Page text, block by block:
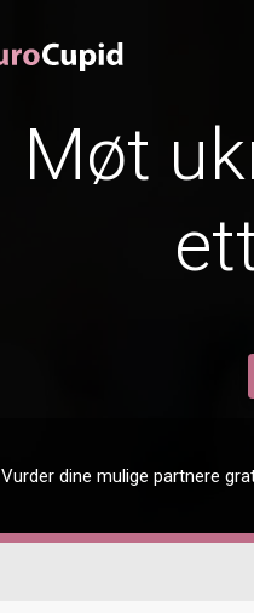
Møt
Vurder dine mulige partnere